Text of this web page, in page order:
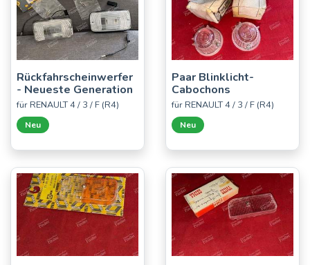
Rückfahrscheinwerfer
- Neueste Generation
für RENAULT 4 / 3 / F (R4)
Neu
Paar Blinklicht-
Cabochons
für RENAULT 4 / 3 / F (R4)
Neu